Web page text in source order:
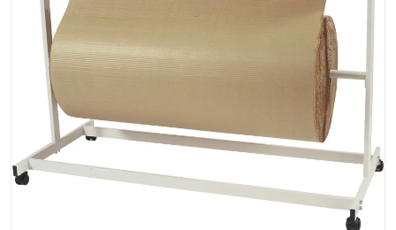
Bageriplåtar & bakformar
Stickvagnar & transport
Utensilier
Bord